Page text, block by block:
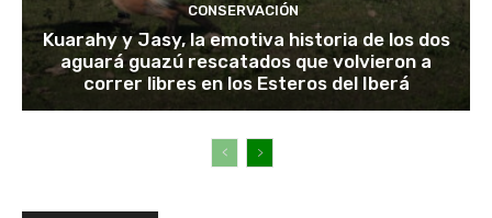
CONSERVACIÓN
Kuarahy y Jasy, la emotiva historia de los dos
aguará guazú rescatados que volvieron a
correr libres en los Esteros del Iberá